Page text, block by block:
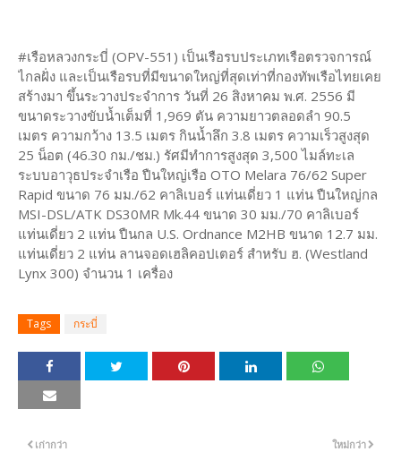
#เรือหลวงกระบี่ (OPV-551) เป็นเรือรบประเภทเรือตรวจการณ์
ไกลฝั่ง และเป็นเรือรบที่มีขนาดใหญ่ที่สุดเท่าที่กองทัพเรือไทยเคย
สร้างมา ขึ้นระวางประจำการ วันที่ 26 สิงหาคม พ.ศ. 2556 มี
ขนาดระวางขับน้ำเต็มที่ 1,969 ตัน ความยาวตลอดลำ 90.5
เมตร ความกว้าง 13.5 เมตร กินน้ำลึก 3.8 เมตร ความเร็วสูงสุด
25 น็อต (46.30 กม./ชม.) รัศมีทำการสูงสุด 3,500 ไมล์ทะเล
ระบบอาวุธประจำเรือ ปืนใหญ่เรือ OTO Melara 76/62 Super
Rapid ขนาด 76 มม./62 คาลิเบอร์ แท่นเดี่ยว 1 แท่น ปืนใหญ่กล
MSI-DSL/ATK DS30MR Mk.44 ขนาด 30 มม./70 คาลิเบอร์
แท่นเดี่ยว 2 แท่น ปืนกล U.S. Ordnance M2HB ขนาด 12.7 มม.
แท่นเดี่ยว 2 แท่น ลานจอดเฮลิคอปเตอร์ สำหรับ ฮ. (Westland
Lynx 300) จำนวน 1 เครื่อง
Tags กระบี่
ใหม่กว่า
เก่ากว่า